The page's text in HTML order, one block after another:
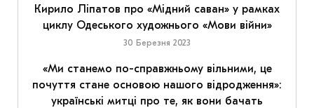
Кирило Ліпатов про «Мідний саван» у рамках
циклу Одеського художнього «Мови війни»
30 Березня 2023
«Ми станемо по-справжньому вільними, це
почуття стане основою нашого відродження»:
українські митці про те, як вони бачать